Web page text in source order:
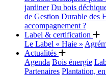
jardiner Du bois
de Gestion Durable des
accompagnement ?
Label & certification
Le Label « Haie »
Actualités
Agenda Bois énergie
Partenaires Plantation,